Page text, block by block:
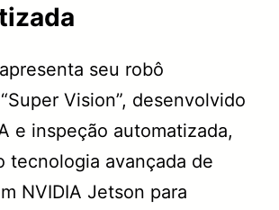
seu robô
Vision”, desenvolvido
e inspeção automatizada,
tecnologia avançada de
NVIDIA Jetson para